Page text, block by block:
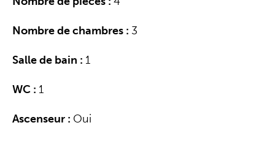
Nombre de chambres : 3
Salle de bain : 1
WC : 1
Ascenseur : Oui